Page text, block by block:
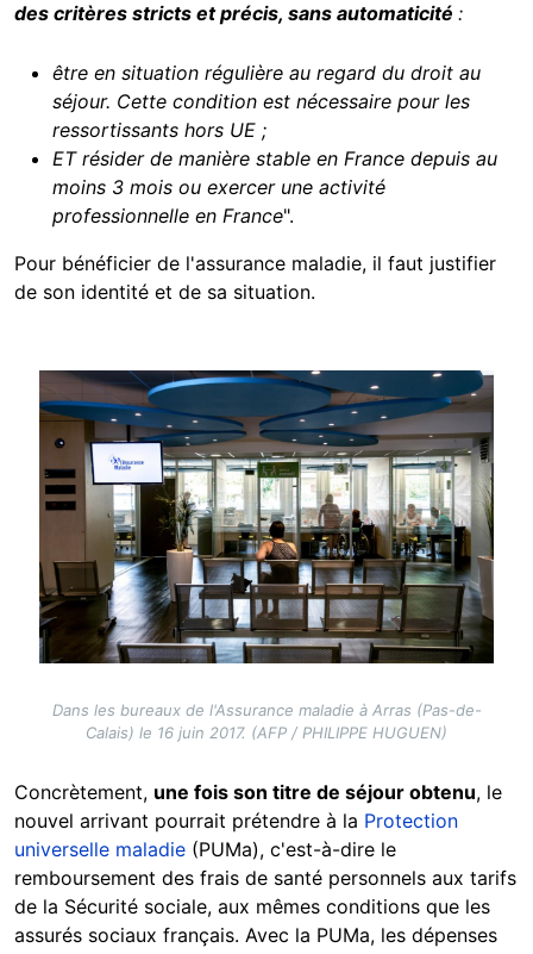
des critères stricts et précis, sans automaticité :
être en situation régulière au regard du droit au
séjour. Cette condition est nécessaire pour les
ressortissants hors UE ;
ET résider de manière stable en France depuis au
moins 3 mois ou exercer une activité
professionnelle en France".
Pour bénéficier de l'assurance maladie, il faut justifier
de son identité et de sa situation.
Image
Dans les bureaux de l'Assurance maladie à Arras (Pas-de-
Calais) le 16 juin 2017. (AFP / PHILIPPE HUGUEN)
Concrètement, une fois son titre de séjour obtenu, le
nouvel arrivant pourrait prétendre à la Protection
universelle maladie (PUMa), c'est-à-dire le
remboursement des frais de santé personnels aux tarifs
de la Sécurité sociale, aux mêmes conditions que les
assurés sociaux français. Avec la PUMa, les dépenses